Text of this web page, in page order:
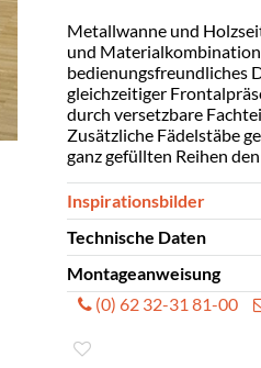
Metallwanne und
und
bedienungsfreundliches
gleichzeitiger
durch versetzbare
Zusätzliche Fädelstäbe
ganz gefüllten Reihen
Inspirationsbilder
Technische Daten
Unmontiert ja
Material
Montageanweisung
Montageanweisung
(0) 62 32-31 81-00